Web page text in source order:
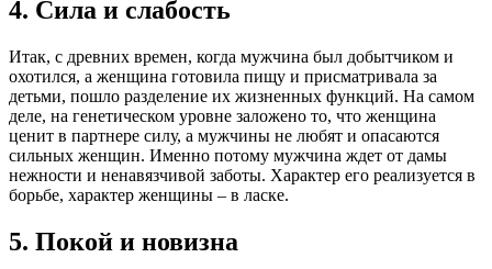
4. Сила и слабость
Итак, с древних времен, когда мужчина был добытчиком и
охотился, а женщина готовила пищу и присматривала за
детьми, пошло разделение их жизненных функций. На самом
деле, на генетическом уровне заложено то, что женщина
ценит в партнере силу, а мужчины не любят и опасаются
сильных женщин. Именно потому мужчина ждет от дамы
нежности и ненавязчивой заботы. Характер его реализуется в
борьбе, характер женщины – в ласке.
5. Покой и новизна